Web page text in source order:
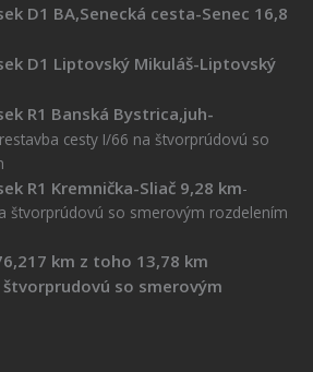
cesta-Senec 16,8
Mikuláš-Liptovský
Bystrica,juh-
cesty I/66 na štvorprúdovú so
Sliač 9,28 km-
štvorprúdovú so smerovým rozdelením
km z toho 13,78 km
so smerovým